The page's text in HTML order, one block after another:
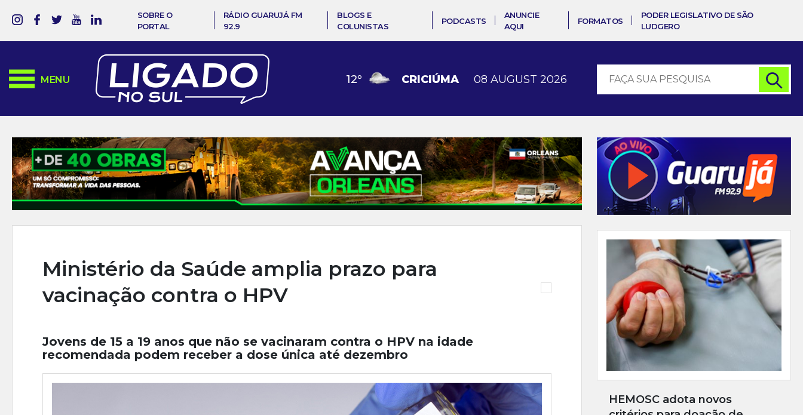
SOBRE O
PORTAL
RÁDIO GUARUJÁ FM
92.9
BLOGS E
COLUNISTAS
PODCASTS
ANUNCIE
AQUI
FORMATOS
PODER LEGISLATIVO DE SÃO
LUDGERO
MENU 12º CRICIÚMA 08 AUGUST 2026
Ministério da Saúde amplia prazo para
vacinação contra o HPV
Jovens de 15 a 19 anos que não se vacinaram contra o HPV na idade
recomendada podem receber a dose única até dezembro
HEMOSC adota novos